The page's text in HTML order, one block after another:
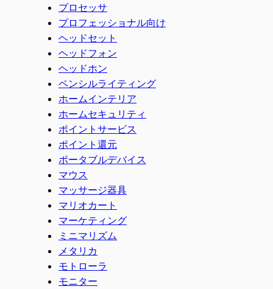
プロセッサ
プロフェッショナル向け
ヘッドセット
ヘッドフォン
ヘッドホン
ペンシルライティング
ホームインテリア
ホームセキュリティ
ポイントサービス
ポイント還元
ポータブルデバイス
マウス
マッサージ器具
マリオカート
マーケティング
ミニマリズム
メタリカ
モトローラ
モニター